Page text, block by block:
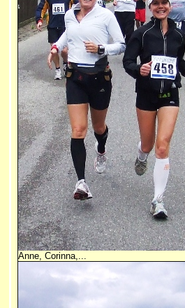
Anne, Corinna,...